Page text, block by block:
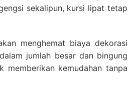
sekalipun, kursi lipat tetap
menghemat biaya dekorasi
jumlah besar dan bingung
memberikan kemudahan tanpa